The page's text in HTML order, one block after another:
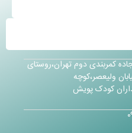
کمربندی دوم تهران،روستای
ولیعصر،کوچه